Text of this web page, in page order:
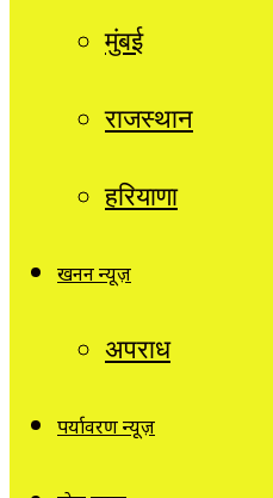
मुंबई
राजस्थान
हरियाणा
खनन न्यूज़
अपराध
पर्यावरण न्यूज़